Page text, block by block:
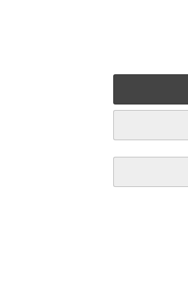
Lapp UNITRONIC